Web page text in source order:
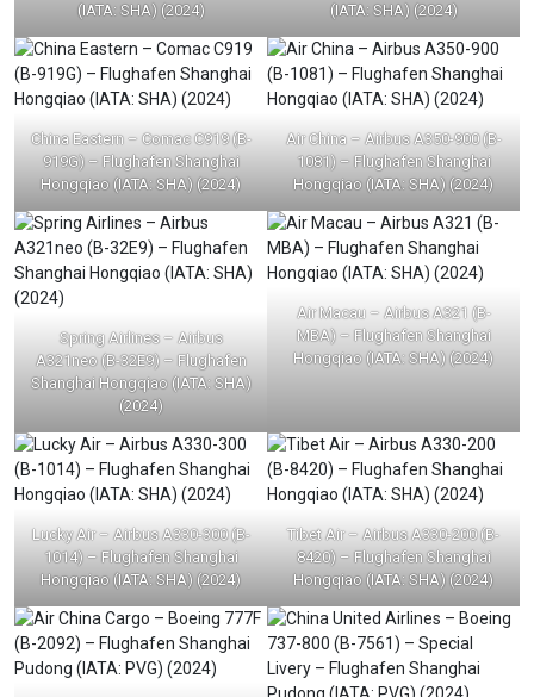
(IATA: SHA) (2024)
(IATA: SHA) (2024)
China Eastern – Comac C919 (B-
919G) – Flughafen Shanghai
Hongqiao (IATA: SHA) (2024)
Air China – Airbus A350-900 (B-
1081) – Flughafen Shanghai
Hongqiao (IATA: SHA) (2024)
Spring Airlines – Airbus
A321neo (B-32E9) – Flughafen
Shanghai Hongqiao (IATA: SHA)
(2024)
Air Macau – Airbus A321 (B-
MBA) – Flughafen Shanghai
Hongqiao (IATA: SHA) (2024)
Lucky Air – Airbus A330-300 (B-
1014) – Flughafen Shanghai
Hongqiao (IATA: SHA) (2024)
Tibet Air – Airbus A330-200 (B-
8420) – Flughafen Shanghai
Hongqiao (IATA: SHA) (2024)